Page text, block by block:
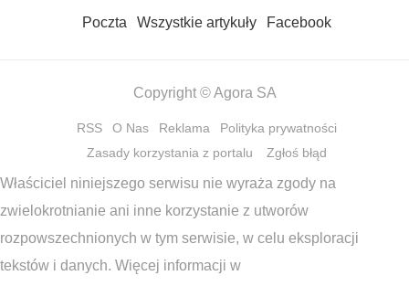
Poczta Wszystkie artykuły Facebook
Copyright © Agora SA
RSS O Nas Reklama
Polityka prywatności
Zasady korzystania z portalu
Zgłoś błąd
Właściciel niniejszego serwisu nie wyraża zgody na
zwielokrotnianie ani inne korzystanie z utworów
rozpowszechnionych w tym serwisie, w celu eksploracji
tekstów i danych. Więcej informacji w